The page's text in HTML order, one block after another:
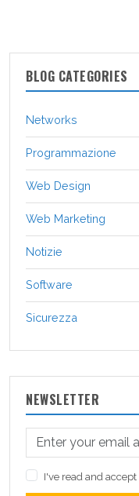
BLOG CATEGORIES
Networks
Programmazione
Web Design
Web Marketing
Notizie
Software
Sicurezza
NEWSLETTER
I've read and accept